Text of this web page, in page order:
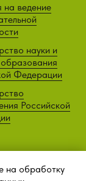
на обработку
на ведение
науки и
Федерации
Российской